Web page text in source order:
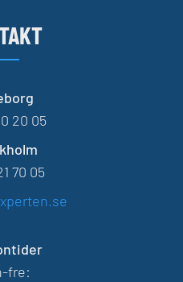
20 05
70 05
fre: